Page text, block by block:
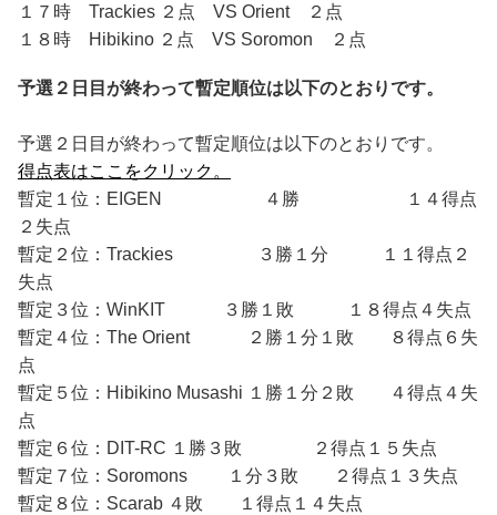
１７時 Trackies ２点 VS Orient ２点
１８時 Hibikino ２点 VS Soromon ２点
予選２日目が終わって暫定順位は以下のとおりです。
予選２日目が終わって暫定順位は以下のとおりです。
得点表はここをクリック。
暫定１位：EIGEN ４勝 １４得点
２失点
暫定２位：Trackies ３勝１分 １１得点２
失点
暫定３位：WinKIT ３勝１敗 １８得点４失点
暫定４位：The Orient ２勝１分１敗 ８得点６失
点
暫定５位：Hibikino Musashi １勝１分２敗 ４得点４失
点
暫定６位：DIT-RC １勝３敗 ２得点１５失点
暫定７位：Soromons １分３敗 ２得点１３失点
暫定８位：Scarab ４敗 １得点１４失点